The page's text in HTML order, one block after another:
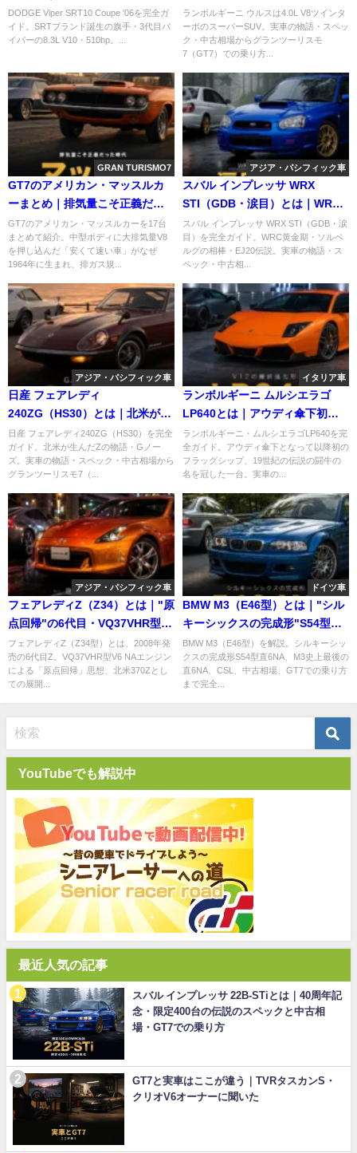
旗手・3代目バイパーのスペック
と中古相場・GT7での乗り方
DODGE Viper SRT10 Coupe '06を完全ガ
イド。SRTブランド誕生の旗手・3代目バ
イパーの8.3L V10・510hp。...
での乗り方【2018年式】
ランボルギーニ ウルスは4.0L V8ツインタ
ーボのスーパーSUV。実車の物語・スペッ
ク・中古相場からグランツーリスモ
7（GT7）での乗り方...
GRAN TURISMO7
GT7のアメリカン・マッスルカ
ーまとめ｜排気量こそ正義だっ
た時代と収録17台
GT7のアメリカン・マッスルカーを17台
まとめて紹介。中型ボディに大排気量V8
を押し込んだ「安くて速い車」がなぜ
1964年に生まれ、排ガス規...
アジア・パシフィック車
スバル インプレッサ WRX
STI（GDB・涙目）とは｜WRC
黄金期・ソルベルグの相棒・
EJ20伝説のスペックと中古相
場・GT7での乗り方
スバル インプレッサ WRX STI（GDB・涙
目）を完全ガイド。WRC黄金期・ソルベ
ルグの相棒・EJ20伝説。実車の物語・ス
ペック・中古相...
アジア・パシフィック車
日産 フェアレディ
240ZG（HS30）とは｜北米が生
んだZの物語・Gノーズのスペッ
クと中古相場・GT7での乗り方
日産 フェアレディ240ZG（HS30）を完全
ガイド。北米が生んだZの物語・Gノー
ズ。実車の物語・スペック・中古相場から
グランツーリスモ7（...
イタリア車
ランボルギーニ ムルシエラゴ
LP640とは｜アウディ傘下初の
最後のV12フラッグシップのスペ
ックと中古相場・GT7での乗り
方
ランボルギーニ・ムルシエラゴLP640を完
全ガイド。アウディ傘下となって以降初の
フラッグシップ、19世紀の伝説の闘牛の
名を冠した一台。実車の...
アジア・パシフィック車
フェアレディZ（Z34）とは｜"原
点回帰"の6代目・VQ37VHR型
NAエンジンのスペックと中古相
場・GT7での乗り方
フェアレディZ（Z34型）とは、2008年発
売の6代目Z。VQ37VHR型V6 NAエンジン
による「原点回帰」思想、北米370Zとし
ての展開...
ドイツ車
BMW M3（E46型）とは｜"シル
キーシックスの完成形"S54型直6
とCSLのスペック・中古相場・
GT7での乗り方
BMW M3（E46型）を解説。シルキーシッ
クスの完成形S54型直6NA、M3史上最後の
直6NA、CSL、中古相場、GT7での乗り方
まで完全...
YouTubeでも解説中
最近人気の記事
スバル インプレッサ 22B-STiとは｜40周年記
念・限定400台の伝説のスペックと中古相
場・GT7での乗り方
GT7と実車はここが違う｜TVRタスカンS・
クリオV6オーナーに聞いた